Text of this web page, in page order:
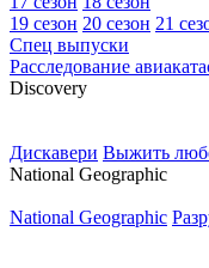
19 сезон 20 сезон 21
Спец выпуски
Расследование
Discovery
Дискавери Выжить
National Geographic
National Geographic